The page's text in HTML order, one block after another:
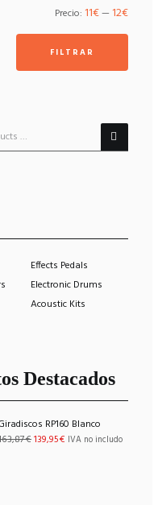
Precio
mínimo
Precio
máximo
FILTRAR
Precio: 11€—12€
Effects Pedals
Electronic Drums
Acoustic Kits
Destacados
RP160 Blanco
€El
139,95€ElIVA no includo